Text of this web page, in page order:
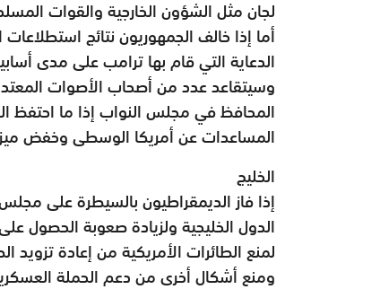
لجان مثل الشؤون الخارجية والقوات
أما إذا خالف الجمهوريون نتائج
الدعاية التي قام بها ترامب على مدى
وسيتقاعد عدد من أصحاب الأصوات
المحافظ في مجلس النواب إذا ما احتفظ
المساعدات عن أمريكا الوسطى وخفض ميزانية
الخليج
إذا فاز الديمقراطيون بالسيطرة على
الدول الخليجية ولزيادة صعوبة الحصول
لمنع الطائرات الأمريكية من إعادة
ومنع أشكال أخرى من دعم الحملة